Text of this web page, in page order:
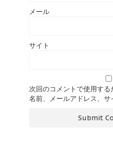
メール
サイト
次回のコメントで使用す
名前、メールアドレス、サ